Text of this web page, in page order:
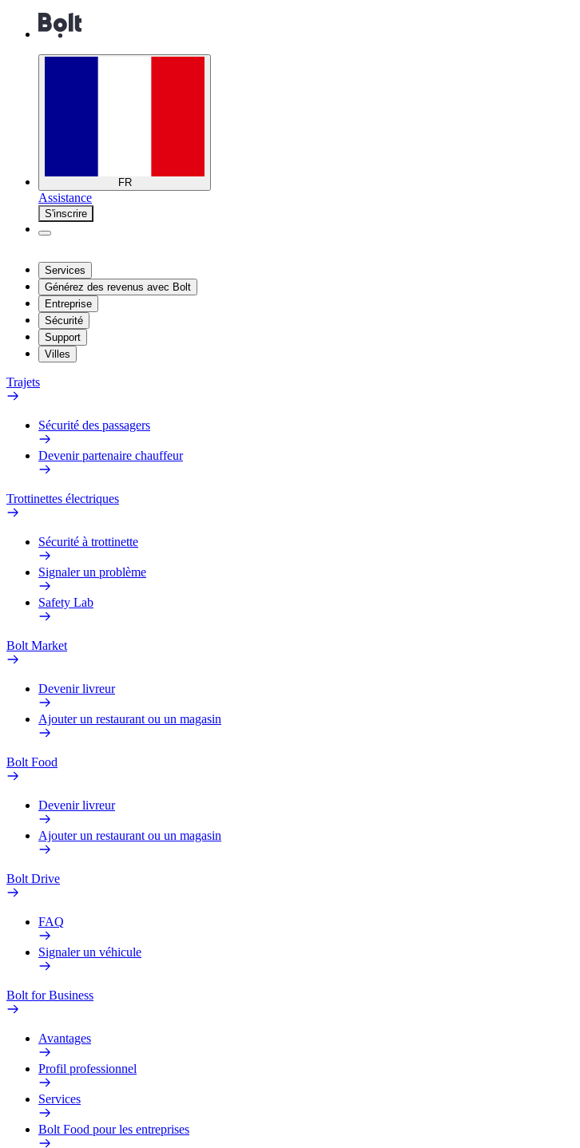
FR
Assistance
S'inscrire
Services
Générez des revenus avec Bolt
Entreprise
Sécurité
Support
Villes
Trajets
Sécurité des passagers
Devenir partenaire chauffeur
Trottinettes électriques
Sécurité à trottinette
Signaler un problème
Safety Lab
Bolt Market
Devenir livreur
Ajouter un restaurant ou un magasin
Bolt Food
Devenir livreur
Ajouter un restaurant ou un magasin
Bolt Drive
FAQ
Signaler un véhicule
Bolt for Business
Avantages
Profil professionnel
Services
Bolt Food pour les entreprises